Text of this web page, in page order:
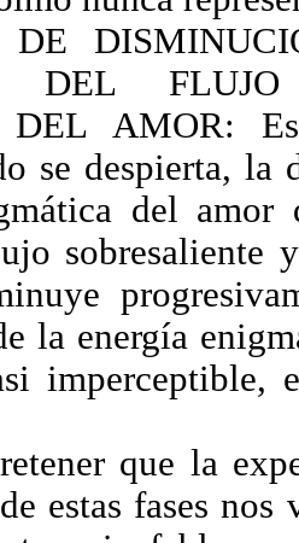
DEL
DEL AMOR:
se despierta,
del amor
sobresaliente
la energía
imperceptible,
que la
estas fases nos